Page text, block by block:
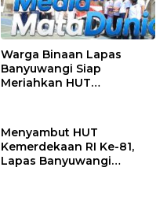
Warga Binaan Lapas
Banyuwangi Siap
Meriahkan HUT
Perlombaan
Menyambut HUT
Kemerdekaan RI Ke-81,
Lapas Banyuwangi